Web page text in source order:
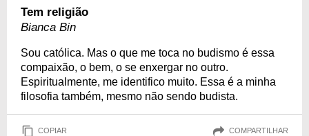
Tem religião
Bianca Bin
Sou católica. Mas o que me toca no budismo é essa
compaixão, o bem, o se enxergar no outro.
Espiritualmente, me identifico muito. Essa é a minha
filosofia também, mesmo não sendo budista.
COPIAR COMPARTILHAR